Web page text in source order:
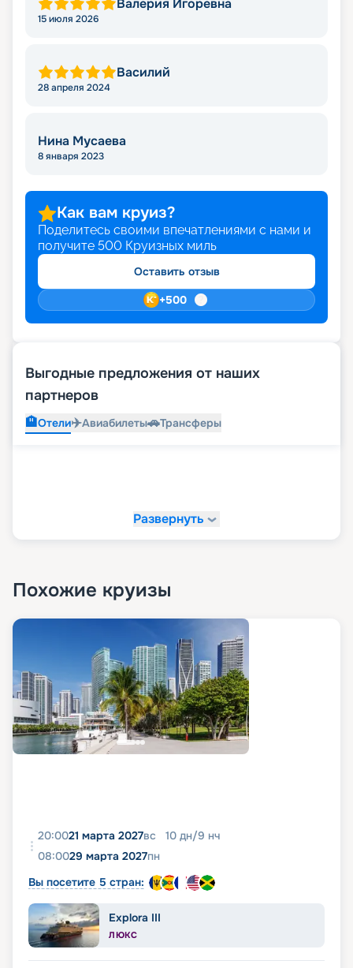
Валерия Игоревна
15 июля 2026
Василий
28 апреля 2024
Нина Мусаева
8 января 2023
Как вам круиз?
Поделитесь своими впечатлениями с нами и
получите 500 Круизных миль
Оставить отзыв
+500
Выгодные предложения от наших
партнеров
🏨Отели✈️Авиабилеты🚗Трансферы
Развернуть
Похожие круизы
20:0021 марта 2027вс 10 дн/9 нч
08:0029 марта 2027пн
Вы посетите 5 стран:
Explora III
ЛЮКС